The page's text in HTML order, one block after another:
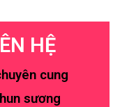
HỆ
cung
sương